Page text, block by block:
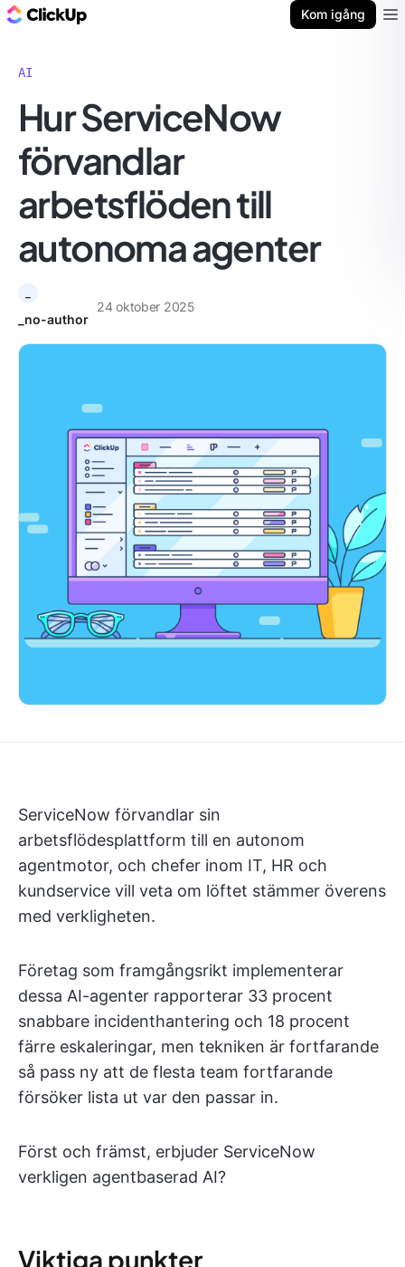
Kom igång
AI
Hur ServiceNow
förvandlar
arbetsflöden till
autonoma agenter
_no-author
24 oktober 2025
ServiceNow förvandlar sin
arbetsflödesplattform till en autonom
agentmotor, och chefer inom IT, HR och
kundservice vill veta om löftet stämmer överens
med verkligheten.
Företag som framgångsrikt implementerar
dessa AI-agenter rapporterar 33 procent
snabbare incidenthantering och 18 procent
färre eskaleringar, men tekniken är fortfarande
så pass ny att de flesta team fortfarande
försöker lista ut var den passar in.
Först och främst, erbjuder ServiceNow
verkligen agentbaserad AI?
Viktiga punkter